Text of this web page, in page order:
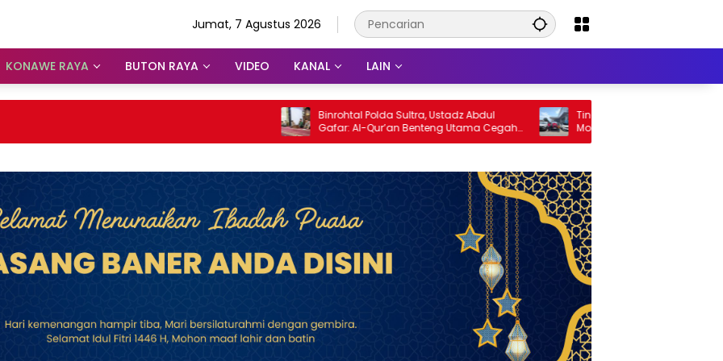
Jumat, 7 Agustus 2026
KONAWE RAYA BUTON RAYA VIDEO KANAL LAIN
Binrohtal Polda Sultra, Ustadz Abdul
Gafar: Al-Qur’an Benteng Utama Cegah
Judi, Miras, dan Penyimpangan Sosial
Tingginya Minat Masyarakat
Mobil, Layanan Trade-In Toyota
Kebanjiran Permintaan